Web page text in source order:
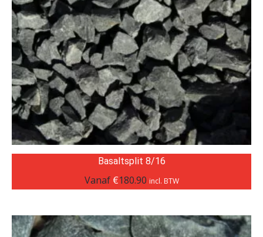
Basaltsplit 8/16
Vanaf €180.90 incl. BTW